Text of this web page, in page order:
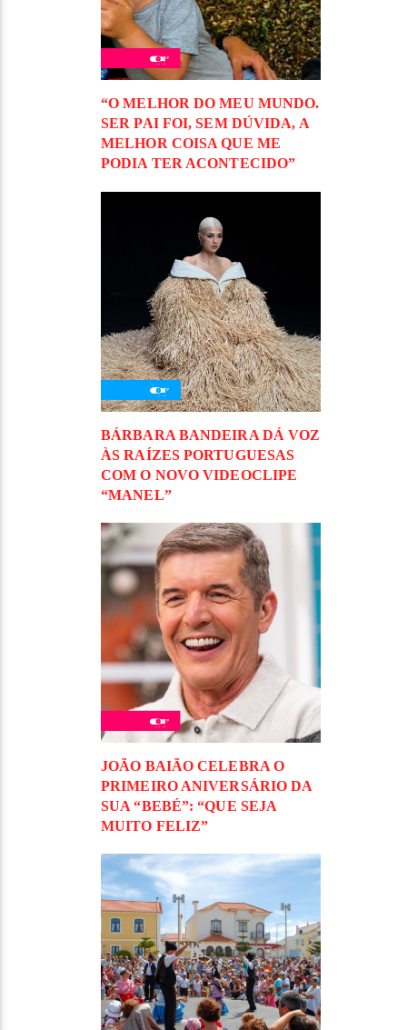
“O MELHOR DO MEU MUNDO.
SER PAI FOI, SEM DÚVIDA, A
MELHOR COISA QUE ME
PODIA TER ACONTECIDO”
BÁRBARA BANDEIRA DÁ VOZ
ÀS RAÍZES PORTUGUESAS
COM O NOVO VIDEOCLIPE
“MANEL”
JOÃO BAIÃO CELEBRA O
PRIMEIRO ANIVERSÁRIO DA
SUA “BEBÉ”: “QUE SEJA
MUITO FELIZ”